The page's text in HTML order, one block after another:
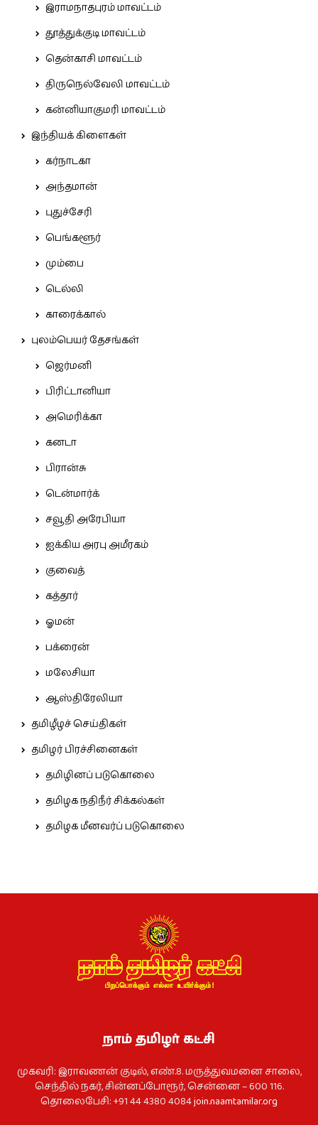
இராமநாதபுரம் மாவட்டம்
தூத்துக்குடி மாவட்டம்
தென்காசி மாவட்டம்
திருநெல்வேலி மாவட்டம்
கன்னியாகுமரி மாவட்டம்
இந்தியக் கிளைகள்
கர்நாடகா
அந்தமான்
புதுச்சேரி
பெங்களூர்
மும்பை
டெல்லி
காரைக்கால்
புலம்பெயர் தேசங்கள்
ஜெர்மனி
பிரிட்டானியா
அமெரிக்கா
கனடா
பிரான்சு
டென்மார்க்
சவூதி அரேபியா
ஐக்கிய அரபு அமீரகம்
குவைத்
கத்தார்
ஓமன்
பக்ரைன்
மலேசியா
ஆஸ்திரேலியா
தமிழீழச் செய்திகள்
தமிழர் பிரச்சினைகள்
தமிழினப் படுகொலை
தமிழக நதிநீர் சிக்கல்கள்
தமிழக மீனவர்ப் படுகொலை
நாம் தமிழர் கட்சி
முகவரி: இராவணன் குடில், எண்.8. மருத்துவமனை சாலை,
செந்தில் நகர், சின்னப்போரூர், சென்னை – 600 116.
தொலைபேசி: +91 44 4380 4084join.naamtamilar.org